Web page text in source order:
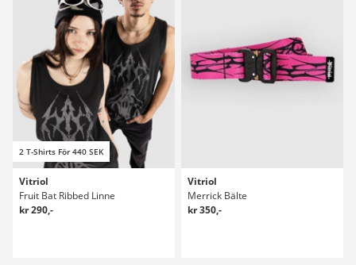
2 T-Shirts För 440 SEK
Vitriol
Fruit Bat Ribbed Linne
kr 290,-
Vitriol
Merrick Bälte
kr 350,-